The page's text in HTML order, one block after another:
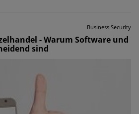
Business Security
- Warum Software und
sind